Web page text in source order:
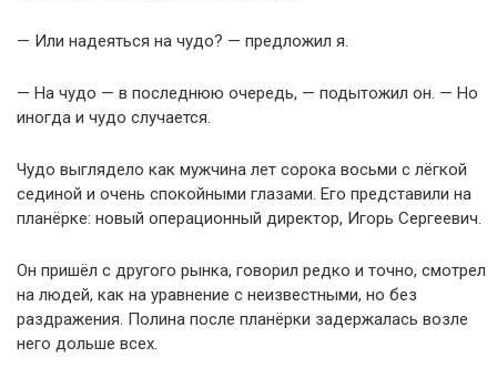
— Или надеяться на чудо? — предложил я.
— На чудо — в последнюю очередь, — подытожил он. — Но
иногда и чудо случается.
Чудо выглядело как мужчина лет сорока восьми с лёгкой
сединой и очень спокойными глазами. Его представили на
планёрке: новый операционный директор, Игорь Сергеевич.
Он пришёл с другого рынка, говорил редко и точно, смотрел
на людей, как на уравнение с неизвестными, но без
раздражения. Полина после планёрки задержалась возле
него дольше всех.